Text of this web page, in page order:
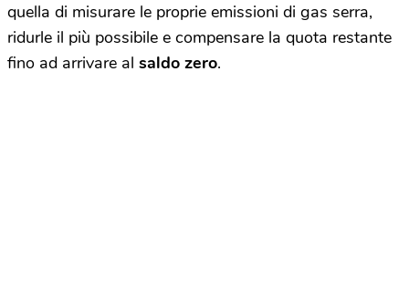
quella di misurare le proprie emissioni di gas serra,
ridurle il più possibile e compensare la quota restante
fino ad arrivare al saldo zero.